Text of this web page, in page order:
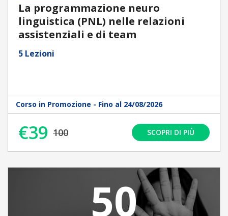
La programmazione neuro
linguistica (PNL) nelle relazioni
assistenziali e di team
5 Lezioni
Corso in Promozione - Fino al 24/08/2026
€39 100 SCOPRI DI PIÙ
50